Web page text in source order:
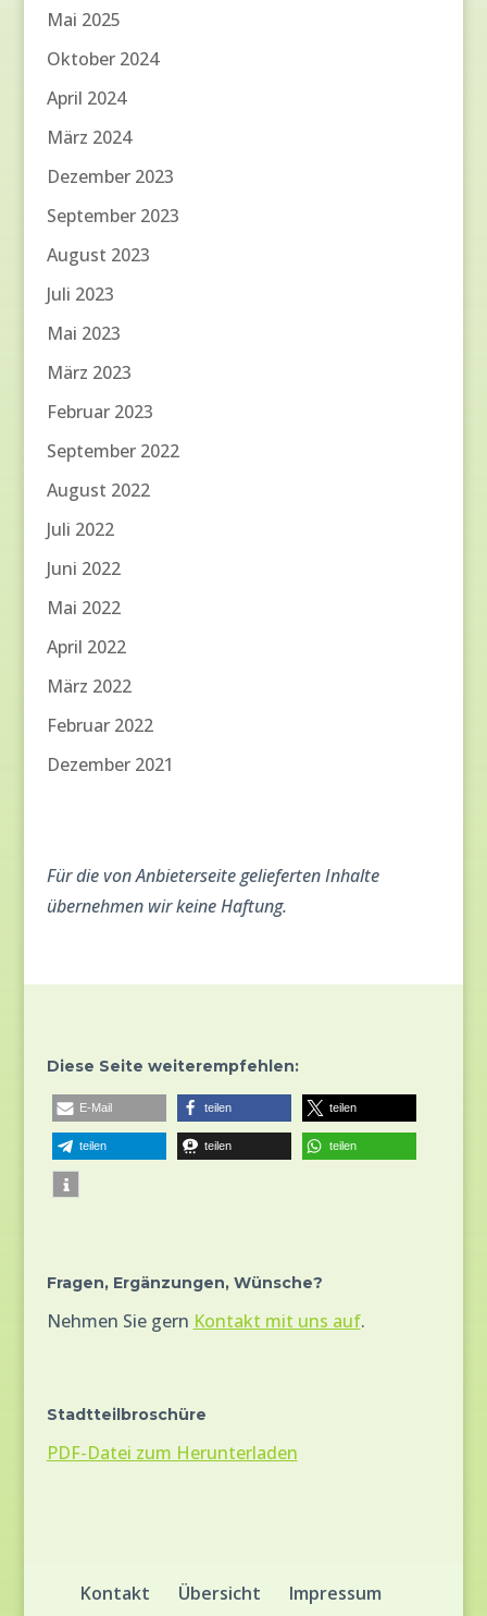
Mai 2025
Oktober 2024
April 2024
März 2024
Dezember 2023
September 2023
August 2023
Juli 2023
Mai 2023
März 2023
Februar 2023
September 2022
August 2022
Juli 2022
Juni 2022
Mai 2022
April 2022
März 2022
Februar 2022
Dezember 2021
Für die von Anbieterseite gelieferten Inhalte
übernehmen wir keine Haftung.
Diese Seite weiterempfehlen:
E-Mail teilen teilen
teilen teilen teilen
Fragen, Ergänzungen, Wünsche?
Nehmen Sie gern Kontakt mit uns auf.
Stadtteilbroschüre
PDF-Datei zum Herunterladen
Kontakt Übersicht
Impressum